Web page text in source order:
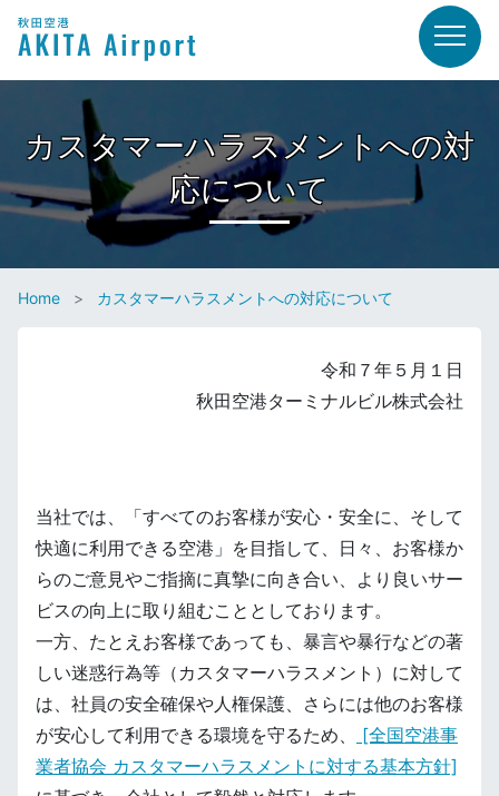
カスタマーハラスメントへの対
応について
Home カスタマーハラスメントへの対応について
令和７年５月１日
秋田空港ターミナルビル株式会社
当社では、「すべてのお客様が安心・安全に、そして
快適に利用できる空港」を目指して、日々、お客様か
らのご意見やご指摘に真摯に向き合い、より良いサー
ビスの向上に取り組むこととしております。
一方、たとえお客様であっても、暴言や暴行などの著
しい迷惑行為等（カスタマーハラスメント）に対して
は、社員の安全確保や人権保護、さらには他のお客様
が安心して利用できる環境を守るため、
[全国空港事
業者協会 カスタマーハラスメントに対する基本方針]